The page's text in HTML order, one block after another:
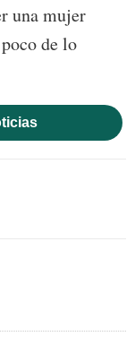
una mujer
de lo